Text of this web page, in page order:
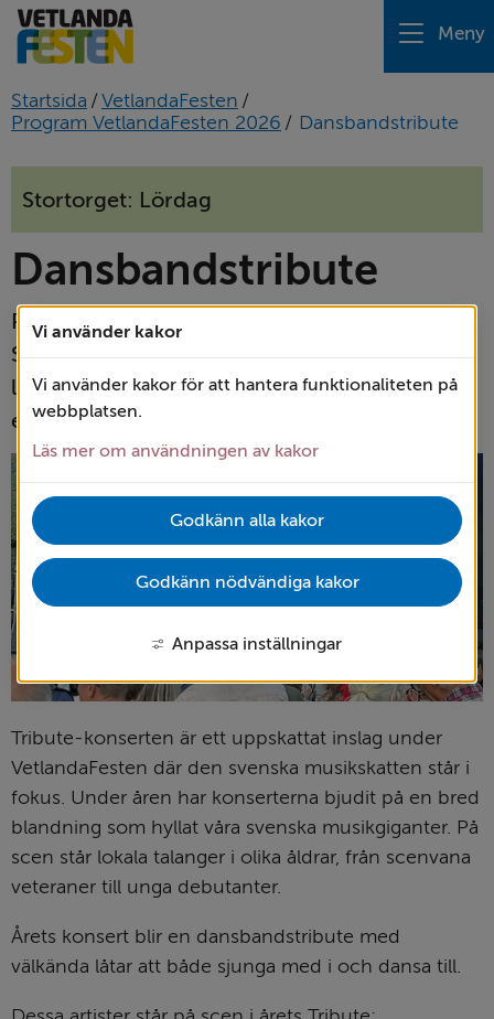
Meny
Startsida / VetlandaFesten /
Program VetlandaFesten 2026 / Dansbandstribute
Stortorget: Lördag
Dansbandstribute
På VetlandaFestens årliga Tribute på
Stortorgscenen hyllas svenska musikikoner av
lokala sångare och musiker. Årets Tribute är
en dansbandshyllning.
Tribute-konserten är ett uppskattat inslag under
VetlandaFesten där den svenska musikskatten står i
fokus. Under åren har konserterna bjudit på en bred
blandning som hyllat våra svenska musikgiganter. På
scen står lokala talanger i olika åldrar, från scenvana
veteraner till unga debutanter.
Årets konsert blir en dansbandstribute med
välkända låtar att både sjunga med i och dansa till.
Vi använder kakor
Vi använder kakor för att hantera funktionaliteten på
webbplatsen.
Läs mer om användningen av kakor
Godkänn alla kakor
Godkänn nödvändiga kakor
Anpassa inställningar